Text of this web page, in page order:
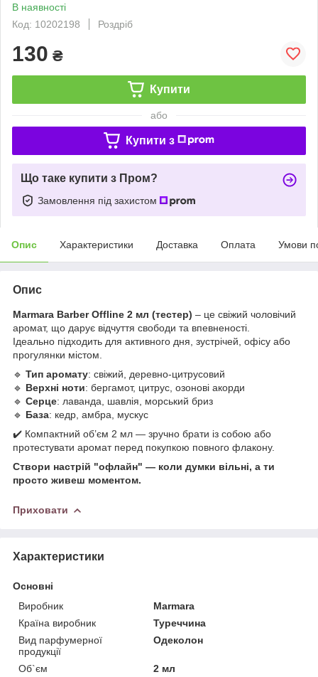
В наявності
Код: 10202198
Роздріб
130 ₴
Купити
або
Купити з
Що таке купити з Пром?
Замовлення під захистом
Опис Характеристики Доставка Оплата Умови
Опис
Marmara Barber Offline 2 мл (тестер) – це свіжий чоловічий
аромат, що дарує відчуття свободи та впевненості.
Ідеально підходить для активного дня, зустрічей, офісу або
прогулянки містом.
🔹 Тип аромату: свіжий, деревно-цитрусовий
🔹 Верхні ноти: бергамот, цитрус, озонові акорди
🔹 Серце: лаванда, шавлія, морський бриз
🔹 База: кедр, амбра, мускус
✔️ Компактний об’єм 2 мл — зручно брати із собою або
протестувати аромат перед покупкою повного флакону.
Створи настрій "офлайн" — коли думки вільні, а ти
просто живеш моментом.
Приховати
Характеристики
Основні
Виробник
Marmara
Країна виробник
Туреччина
Вид парфумерної
продукції
Одеколон
Об`єм
2 мл